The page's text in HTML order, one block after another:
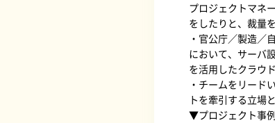
プロジェクトマネ
をしたりと、裁量
・官公庁／製造／
において、サーバ
を活用したクラウ
・チームをリード
トを牽引する立場
▼プロジェクト事例